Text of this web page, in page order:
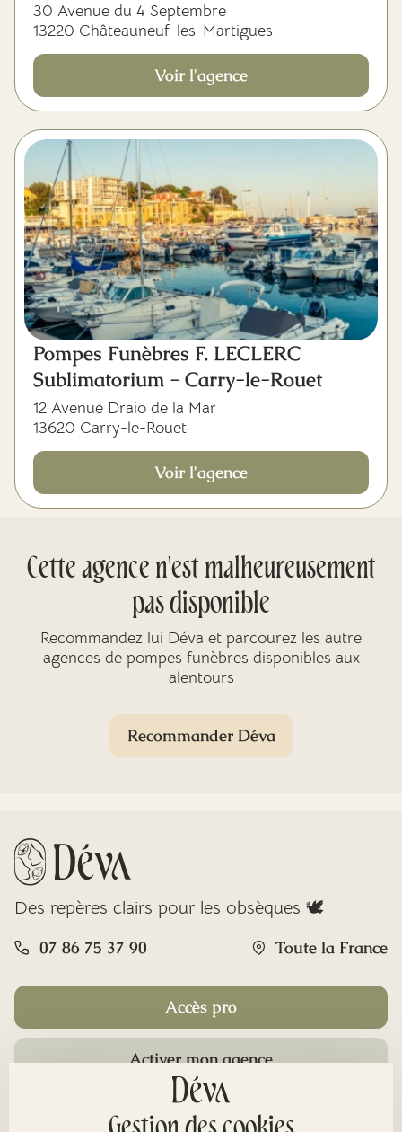
30 Avenue du 4 Septembre
13220 Châteauneuf-les-Martigues
Voir l'agence
Pompes Funèbres F. LECLERC
Sublimatorium - Carry-le-Rouet
12 Avenue Draio de la Mar
13620 Carry-le-Rouet
Voir l'agence
Cette agence n'est malheureusement
pas disponible
Recommandez lui Déva et parcourez les autre
agences de pompes funèbres disponibles aux
alentours
Recommander Déva
Des repères clairs pour les obsèques 🕊️
07 86 75 37 90 Toute la France
Accès pro
Activer mon agence